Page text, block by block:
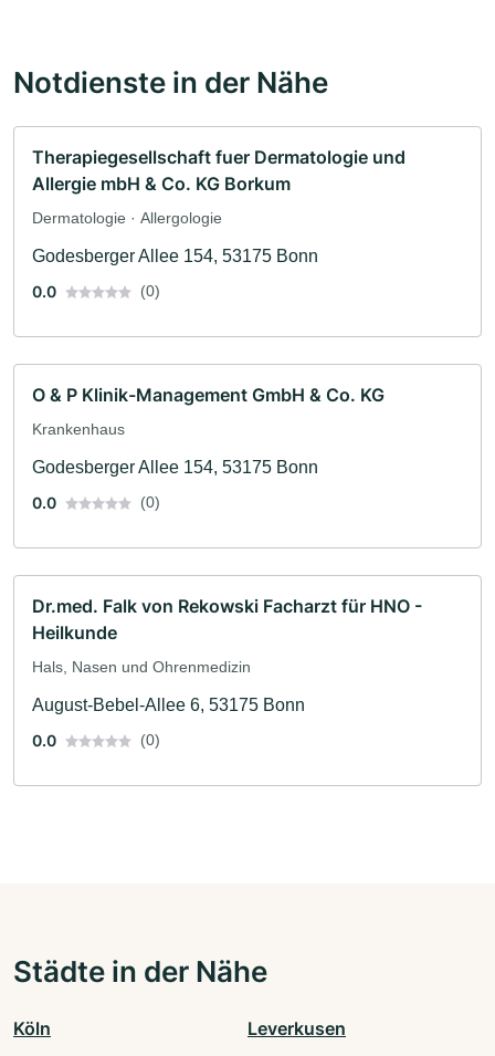
Notdienste in der Nähe
Therapiegesellschaft fuer Dermatologie und
Allergie mbH & Co. KG Borkum
Dermatologie · Allergologie
Godesberger Allee 154, 53175 Bonn
0.0
(0)
O & P Klinik-Management GmbH & Co. KG
Krankenhaus
Godesberger Allee 154, 53175 Bonn
0.0
(0)
Dr.med. Falk von Rekowski Facharzt für HNO -
Heilkunde
Hals, Nasen und Ohrenmedizin
August-Bebel-Allee 6, 53175 Bonn
0.0
(0)
Städte in der Nähe
Köln Leverkusen